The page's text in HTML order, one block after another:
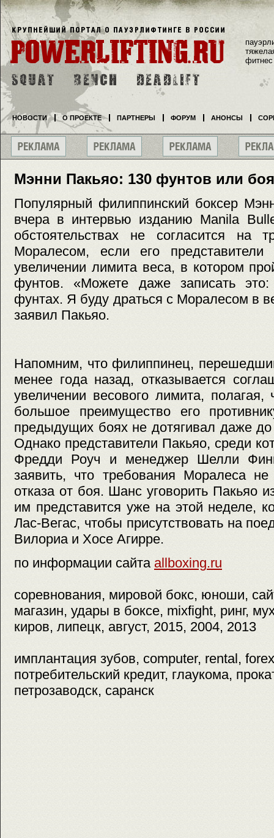
Мэнни Пакьяо: 130 фунтов или
Популярный филиппинский боксер
вчера в интервью изданию Manila
обстоятельствах не согласится на
Моралесом, если его представители
увеличении лимита веса, в котором
фунтов. «Можете даже записать
фунтах. Я буду драться с Моралесом в
заявил Пакьяо.
Напомним, что филиппинец,
менее года назад, отказывается
увеличении весового лимита,
большое преимущество его
предыдущих боях не дотягивал даже
Однако представители Пакьяо, среди
Фредди Роуч и менеджер Шелли
заявить, что требования Моралеса
отказа от боя. Шанс уговорить Пакьяо
им представится уже на этой неделе,
Лас-Вегас, чтобы присутствовать на
Вилориа и Хосе Агирре.
по информации сайта allboxing.ru
соревнования, мировой бокс, юноши,
магазин, удары в боксе, mixfight, ринг,
киров, липецк, август, 2015, 2004, 2013
имплантация зубов, computer, rental,
потребительский кредит, глаукома,
петрозаводск, саранск
фитнес
НОВОСТИ О ПРОЕКТЕ ПАРТНЕРЫ ФОРУМ АНОНСЫ